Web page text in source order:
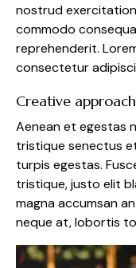
nostrud
commodo
reprehenderit.
consectetur
Creative
Aenean et egestas
tristique senectus
turpis egestas.
tristique, justo elit
magna accumsan
neque at, lobortis